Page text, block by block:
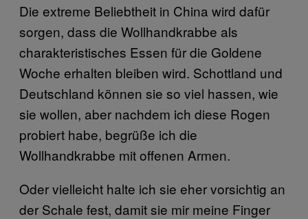
Die extreme Beliebtheit in China wird dafür
sorgen, dass die Wollhandkrabbe als
charakteristisches Essen für die Goldene
Woche erhalten bleiben wird. Schottland und
Deutschland können sie so viel hassen, wie
sie wollen, aber nachdem ich diese Rogen
probiert habe, begrüße ich die
Wollhandkrabbe mit offenen Armen.
Oder vielleicht halte ich sie eher vorsichtig an
der Schale fest, damit sie mir meine Finger